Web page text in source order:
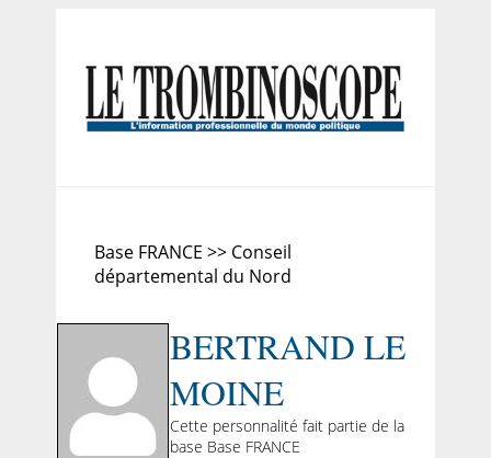
Base FRANCE >> Conseil
départemental du Nord
BERTRAND LE
MOINE
Cette personnalité fait partie de la
base Base FRANCE